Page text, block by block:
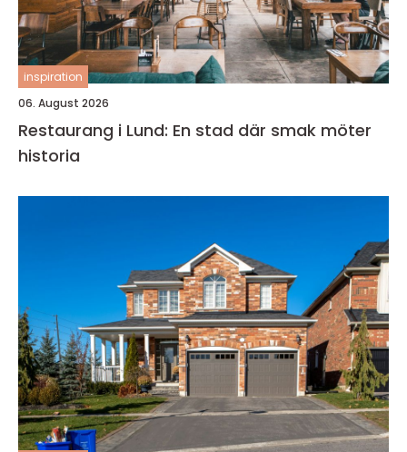
inspiration
06. August 2026
Restaurang i Lund: En stad där smak möter
historia